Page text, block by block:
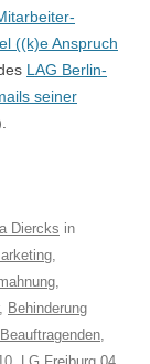
((k)e Anspruch
LAG Berlin-
seiner
Diercks in
,
,
, Behinderung
,